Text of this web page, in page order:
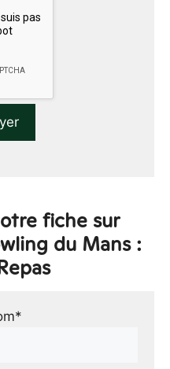
fiche sur
du Mans :